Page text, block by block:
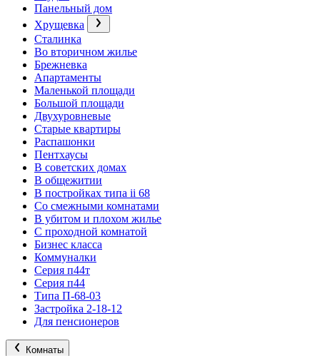
Панельный дом
Хрущевка
Сталинка
Во вторичном жилье
Брежневка
Апартаменты
Маленькой площади
Большой площади
Двухуровневые
Старые квартиры
Распашонки
Пентхаусы
В советских домах
В общежитии
В постройках типа ii 68
Со смежными комнатами
В убитом и плохом жилье
С проходной комнатой
Бизнес класса
Коммуналки
Серия п44т
Серия п44
Типа П-68-03
Застройка 2-18-12
Для пенсионеров
Комнаты